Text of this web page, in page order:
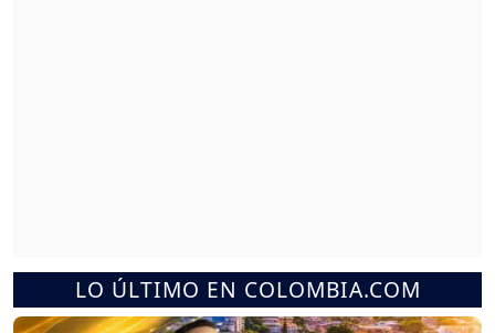
LO ÚLTIMO EN COLOMBIA.COM